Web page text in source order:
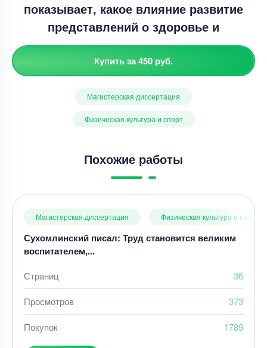
показывает, какое влияние развитие
представлений о здоровье и
Купить за 450 руб.
Магистерская диссертация
Физическая культура и спорт
Похожие работы
Магистерская диссертация Физическая культура и спорт
Сухомлинский писал: Труд становится великим
воспитателем,...
Страниц 36
Просмотров 373
Покупок 1789